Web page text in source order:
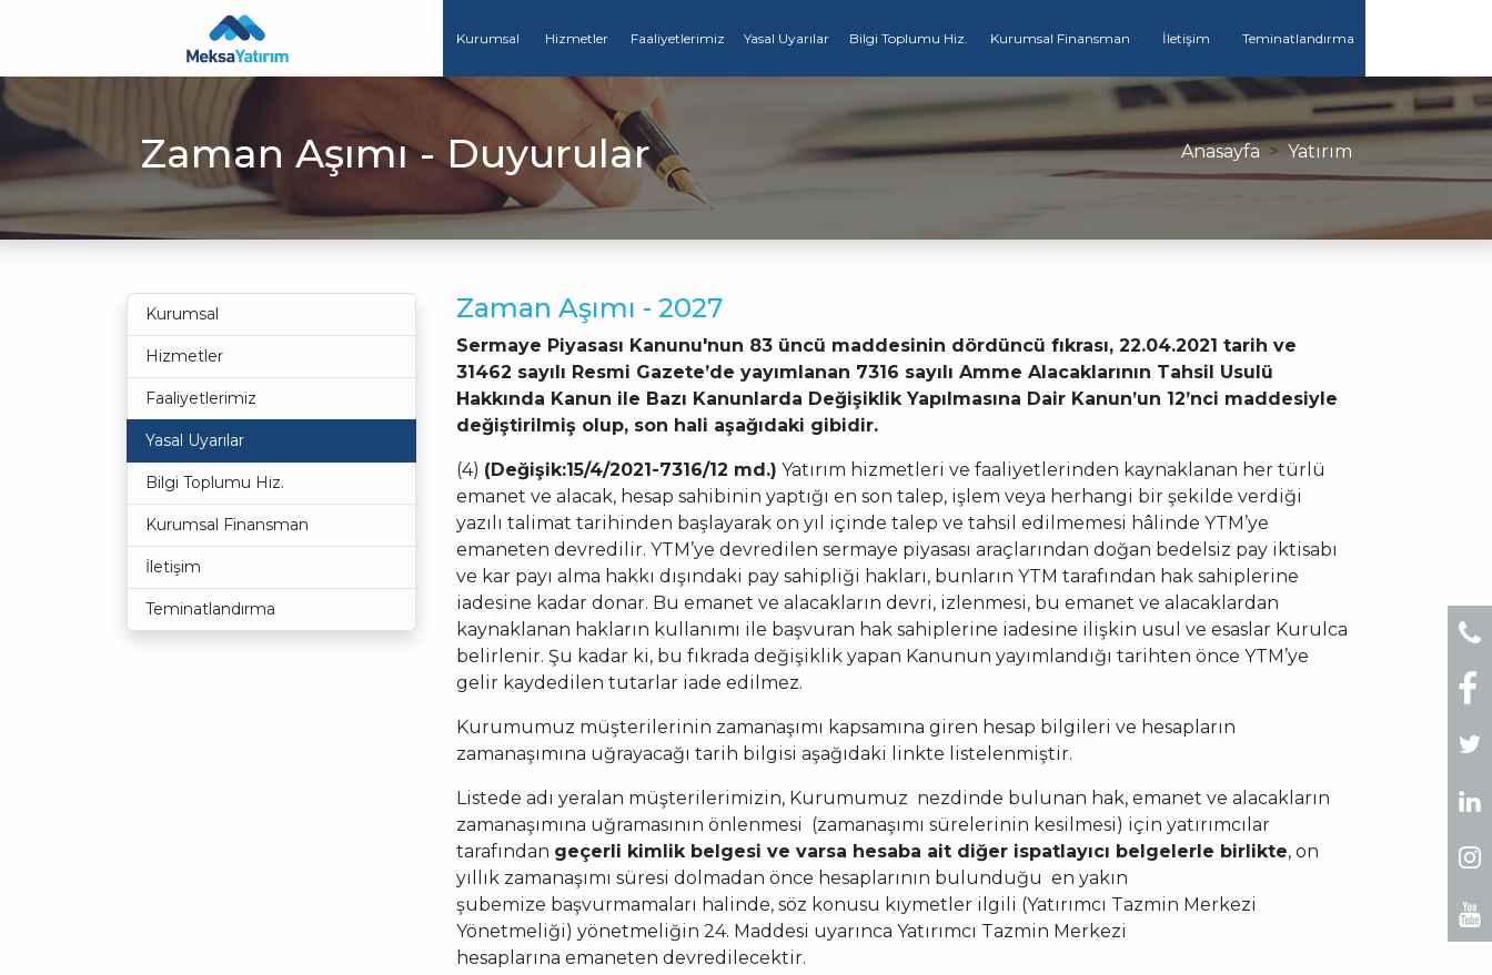
Kurumsal Hizmetler Faaliyetlerimiz Yasal Uyarılar Bilgi Toplumu Hiz. Kurumsal Finansman İletişim Teminatlandırma
Zaman Aşımı - Duyurular Anasayfa Yatırım
Kurumsal
Hizmetler
Faaliyetlerimiz
Yasal Uyarılar
Bilgi Toplumu Hiz.
Kurumsal Finansman
İletişim
Teminatlandırma
Zaman Aşımı - 2027
Sermaye Piyasası Kanunu'nun 83 üncü maddesinin dördüncü fıkrası, 22.04.2021 tarih ve
31462 sayılı Resmi Gazete’de yayımlanan 7316 sayılı Amme Alacaklarının Tahsil Usulü
Hakkında Kanun ile Bazı Kanunlarda Değişiklik Yapılmasına Dair Kanun’un 12’nci maddesiyle
değiştirilmiş olup, son hali aşağıdaki gibidir.
(4) (Değişik:15/4/2021-7316/12 md.) ​ Yatırım hizmetleri ve faaliyetlerinden kaynaklanan her türlü
emanet ve alacak, hesap sahibinin yaptığı en son talep, işlem veya herhangi bir şekilde verdiği
yazılı talimat tarihinden başlayarak on yıl içinde talep ve tahsil edilmemesi hâlinde YTM’ye
emaneten devredilir. YTM’ye devredilen sermaye piyasası araçlarından doğan bedelsiz pay iktisabı
ve kar payı alma hakkı dışındaki pay sahipliği hakları, bunların YTM tarafından hak sahiplerine
iadesine kadar donar. Bu emanet ve alacakların devri, izlenmesi, bu emanet ve alacaklardan
kaynaklanan hakların kullanımı ile başvuran hak sahiplerine iadesine ilişkin usul ve esaslar Kurulca
belirlenir. Şu kadar ki, bu fıkrada değişiklik yapan Kanunun yayımlandığı tarihten önce YTM’ye
gelir kaydedilen tutarlar iade edilmez.
Kurumumuz müşterilerinin zamanaşımı kapsamına giren hesap bilgileri ve hesapların
zamanaşımına uğrayacağı tarih bilgisi aşağıdaki linkte listelenmiştir.
Listede adı yeralan müşterilerimizin, Kurumumuz nezdinde bulunan hak, emanet ve alacakların
zamanaşımına uğramasının önlenmesi (zamanaşımı sürelerinin kesilmesi) için yatırımcılar
tarafından geçerli kimlik belgesi ve varsa hesaba ait diğer ispatlayıcı belgelerle birlikte, on
yıllık zamanaşımı süresi dolmadan önce hesaplarının bulunduğu en yakın
şubemize başvurmamaları halinde, söz konusu kıymetler ilgili (Yatırımcı Tazmin Merkezi
Yönetmeliği) yönetmeliğin 24. Maddesi uyarınca Yatırımcı Tazmin Merkezi
hesaplarına emaneten devredilecektir.